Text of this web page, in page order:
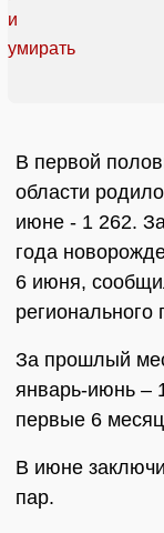
В первой
области
июне - 1 262.
года
6 июня,
регионального
За прошлый
январь-июнь –
первые 6
В июне
пар.